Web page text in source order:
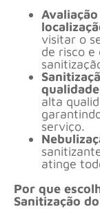
visitar o
de risco
alta
serviço.
atinge
Por que
Sanitização